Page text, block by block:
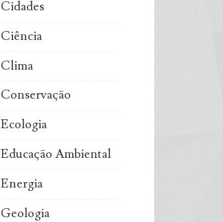
Cidades
Ciência
Clima
Conservação
Ecologia
Educação Ambiental
Energia
Geologia